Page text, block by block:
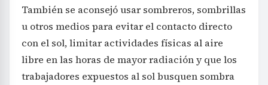
También se aconsejó usar sombreros, sombrillas
u otros medios para evitar el contacto directo
con el sol, limitar actividades físicas al aire
libre en las horas de mayor radiación y que los
trabajadores expuestos al sol busquen sombra